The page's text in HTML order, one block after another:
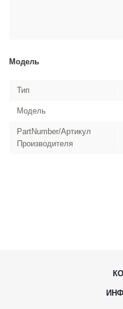
Модель
Тип
Модель
PartNumber/Артикул
Производителя